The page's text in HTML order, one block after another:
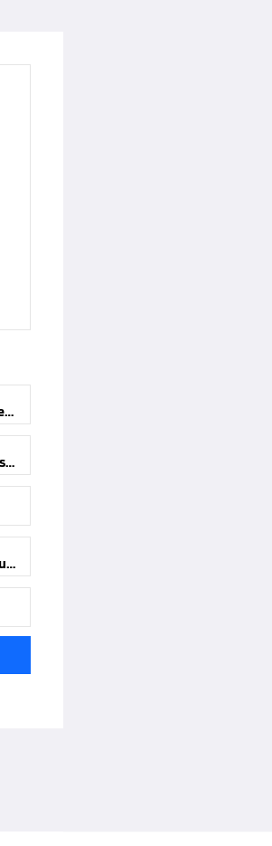
2. Liga: Kracher-Start live im Free-TV
DFB bestätigt Strafe gegen Dresden
Schmidt lässt Heidenheim-Zukunft offen